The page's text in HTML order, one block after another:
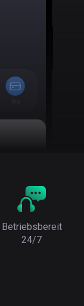
Betriebsbereit
24/7